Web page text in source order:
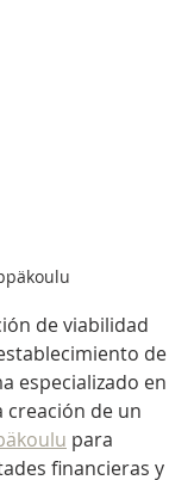
de viabilidad
de
especializado en
creación de un
para
financieras y